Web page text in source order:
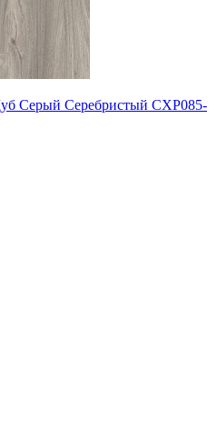
Серый Серебристый CXP085-